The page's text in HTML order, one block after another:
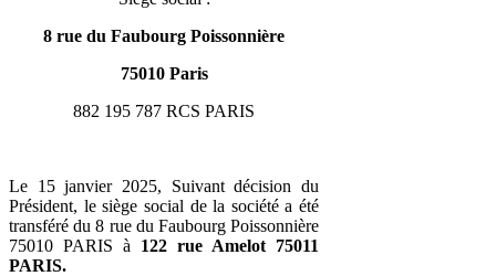
8 rue du Faubourg Poissonnière
75010 Paris
882 195 787 RCS PARIS
Le 15 janvier 2025, Suivant décision du
Président, le siège social de la société a été
transféré du 8 rue du Faubourg Poissonnière
75010 PARIS à 122 rue Amelot 75011
PARIS.